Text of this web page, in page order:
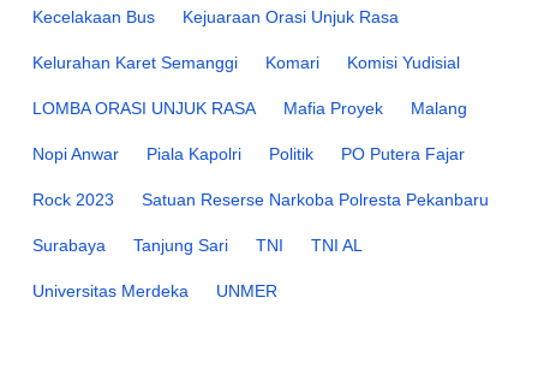
Kecelakaan Bus Kejuaraan Orasi Unjuk Rasa
Kelurahan Karet Semanggi Komari Komisi Yudisial
LOMBA ORASI UNJUK RASA Mafia Proyek Malang
Nopi Anwar Piala Kapolri Politik PO Putera Fajar
Rock 2023 Satuan Reserse Narkoba Polresta Pekanbaru
Surabaya Tanjung Sari TNI TNI AL
Universitas Merdeka UNMER